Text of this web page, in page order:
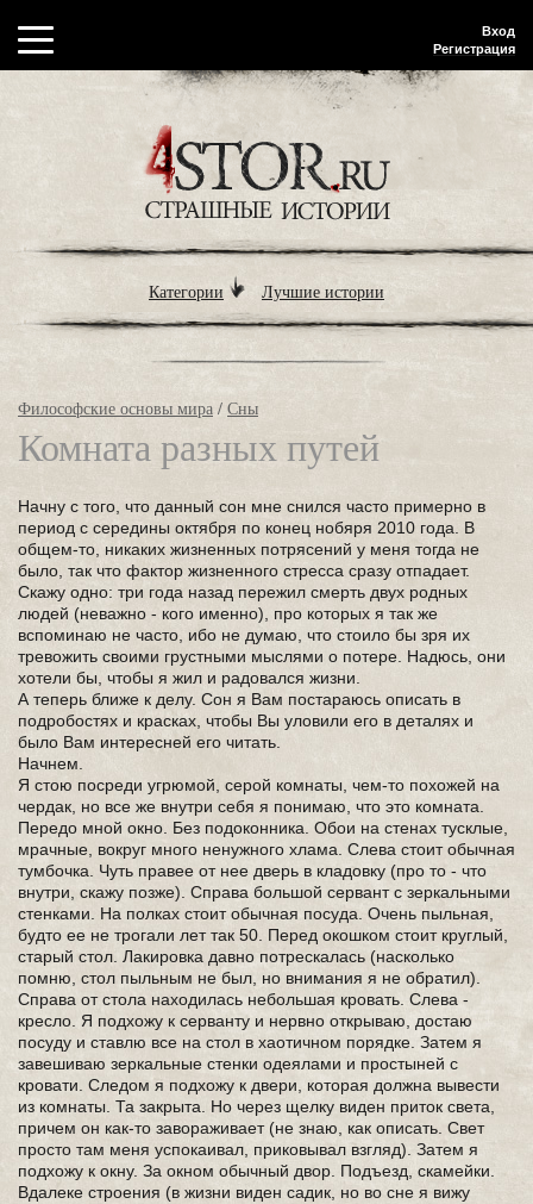
Вход
Регистрация
Категории Лучшие истории
Философские основы мира / Сны
Комната разных путей
Начну с того, что данный сон мне снился часто примерно в
период с середины октября по конец нобяря 2010 года. В
общем-то, никаких жизненных потрясений у меня тогда не
было, так что фактор жизненного стресса сразу отпадает.
Скажу одно: три года назад пережил смерть двух родных
людей (неважно - кого именно), про которых я так же
вспоминаю не часто, ибо не думаю, что стоило бы зря их
тревожить своими грустными мыслями о потере. Надюсь, они
хотели бы, чтобы я жил и радовался жизни.
А теперь ближе к делу. Сон я Вам постараюсь описать в
подробостях и красках, чтобы Вы уловили его в деталях и
было Вам интересней его читать.
Начнем.
Я стою посреди угрюмой, серой комнаты, чем-то похожей на
чердак, но все же внутри себя я понимаю, что это комната.
Передо мной окно. Без подоконника. Обои на стенах тусклые,
мрачные, вокруг много ненужного хлама. Слева стоит обычная
тумбочка. Чуть правее от нее дверь в кладовку (про то - что
внутри, скажу позже). Справа большой сервант с зеркальными
стенками. На полках стоит обычная посуда. Очень пыльная,
будто ее не трогали лет так 50. Перед окошком стоит круглый,
старый стол. Лакировка давно потрескалась (насколько
помню, стол пыльным не был, но внимания я не обратил).
Справа от стола находилась небольшая кровать. Слева -
кресло. Я подхожу к серванту и нервно открываю, достаю
посуду и ставлю все на стол в хаотичном порядке. Затем я
завешиваю зеркальные стенки одеялами и простыней с
кровати. Следом я подхожу к двери, которая должна вывести
из комнаты. Та закрыта. Но через щелку виден приток света,
причем он как-то завораживает (не знаю, как описать. Свет
просто там меня успокаивал, приковывал взгляд). Затем я
подхожу к окну. За окном обычный двор. Подъезд, скамейки.
Вдалеке строения (в жизни виден садик, но во сне я вижу